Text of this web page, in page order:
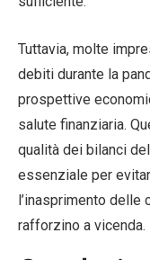
Tuttavia, molte
debiti durante la
prospettive
salute finanziaria.
qualità dei bilanci
essenziale per
l’inasprimento delle
rafforzino a vicenda.